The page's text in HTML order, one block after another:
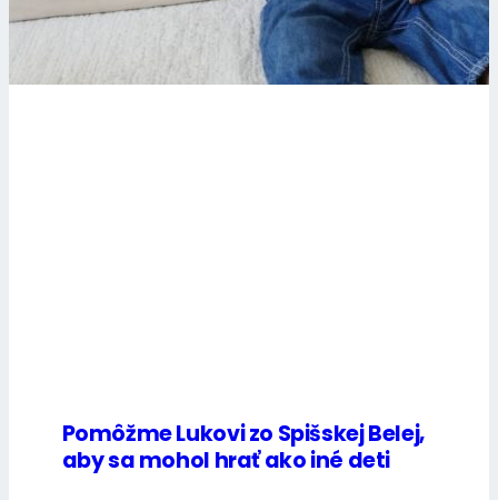
Pomôžme Lukovi zo Spišskej Belej,
aby sa mohol hrať ako iné deti